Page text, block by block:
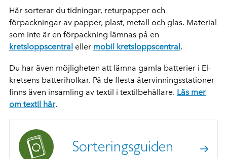
Här sorterar du tidningar, returpapper och
förpackningar av papper, plast, metall och glas. Material
som inte är en förpackning lämnas på en
kretsloppscentral eller mobil kretsloppscentral.
Du har även möjligheten att lämna gamla batterier i El-
kretsens batteriholkar. På de flesta återvinningsstationer
finns även insamling av textil i textilbehållare. Läs mer
om textil här.
Sorteringsguiden